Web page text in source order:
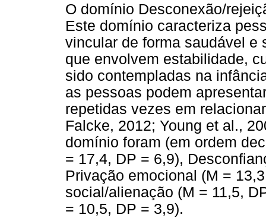
O domínio Desconexão/
Este domínio caracteriza
vincular de forma saudável e
que envolvem estabilidade,
sido contempladas na
as pessoas podem
repetidas vezes em
Falcke, 2012; Young et al.,
domínio foram (em ordem
= 17,4, DP = 6,9),
Privação emocional (M =
social/alienação (M = 11,5,
= 10,5, DP = 3,9).